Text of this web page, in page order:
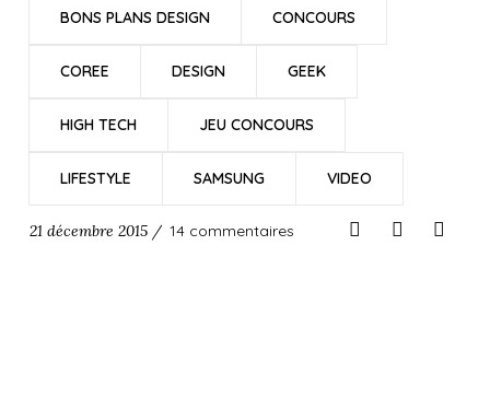
BONS PLANS DESIGN CONCOURS
COREE DESIGN GEEK
HIGH TECH JEU CONCOURS
LIFESTYLE SAMSUNG VIDEO
21 décembre 2015 / 14 commentaires